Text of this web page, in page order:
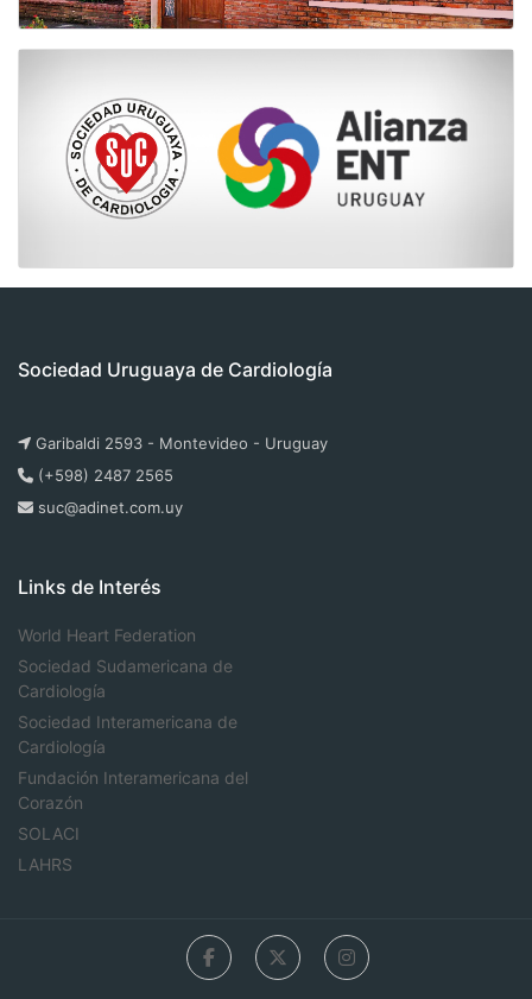
Sociedad Uruguaya de Cardiología
Garibaldi 2593 - Montevideo - Uruguay
(+598) 2487 2565
suc@adinet.com.uy
Links de Interés
World Heart Federation
Sociedad Sudamericana de
Cardiología
Sociedad Interamericana de
Cardiología
Fundación Interamericana del
Corazón
SOLACI
LAHRS